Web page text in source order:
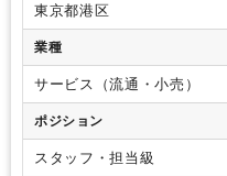
東京都港区
業種
サービス（流通・小売）
ポジション
スタッフ・担当級